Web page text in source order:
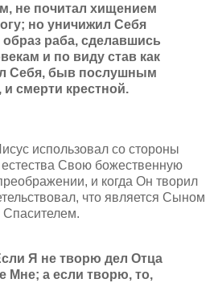
не почитал хищением
но уничижил Себя
раба, сделавшись
и по виду став как
Себя, быв послушным
смерти крестной.
использовал со стороны
естества Свою божественную
и когда Он творил
что является Сыном
Я не творю дел Отца
Мне; а если творю, то,